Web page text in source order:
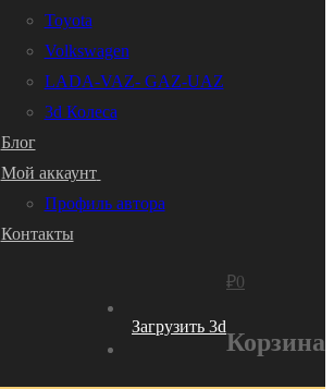
Toyota
Volkswagen
LADA-VAZ- GAZ-UAZ
3d Колеса
Блог
Мой аккаунт
Профиль автора
Контакты
Загрузить 3d
₽0
Корзина